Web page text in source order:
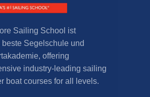
Sailing School ist
Segelschule und
offering
industry-leading sailing
boat courses for all levels.